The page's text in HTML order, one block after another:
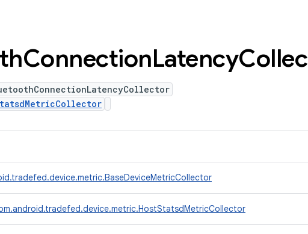
ConnectionLatency